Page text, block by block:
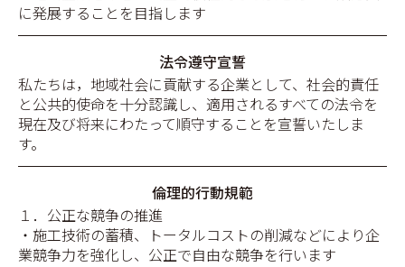
に発展することを目指します
法令遵守宣誓
私たちは，地域社会に貢献する企業として、社会的責任
と公共的使命を十分認識し、適用されるすべての法令を
現在及び将来にわたって順守することを宣誓いたしま
す。
倫理的行動規範
１．公正な競争の推進
・施工技術の蓄積、トータルコストの削減などにより企
業競争力を強化し、公正で自由な競争を行います